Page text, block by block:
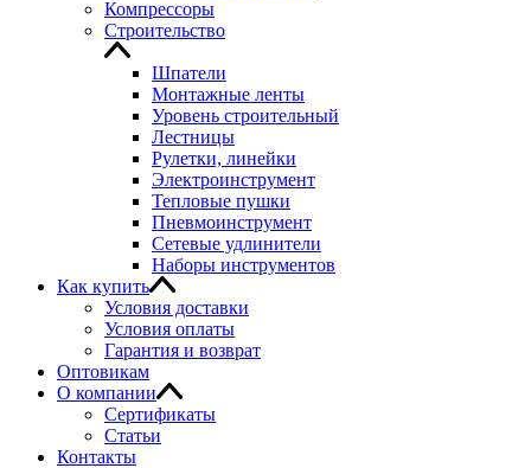
Компрессоры
Строительство
Шпатели
Монтажные ленты
Уровень строительный
Лестницы
Рулетки, линейки
Электроинструмент
Тепловые пушки
Пневмоинструмент
Сетевые удлинители
Наборы инструментов
Как купить
Условия доставки
Условия оплаты
Гарантия и возврат
Оптовикам
О компании
Сертификаты
Статьи
Контакты